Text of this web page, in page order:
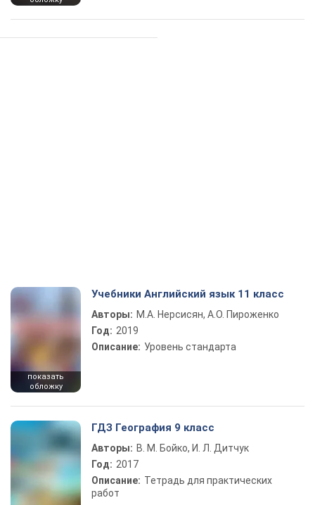
показать
обложку
Учебники Английский язык 11 класс
Авторы: М.А. Нерсисян, А.О. Пироженко
Год: 2019
Описание: Уровень стандарта
ГДЗ География 9 класс
Авторы: В. М. Бойко, И. Л. Дитчук
Год: 2017
Описание: Тетрадь для практических
работ